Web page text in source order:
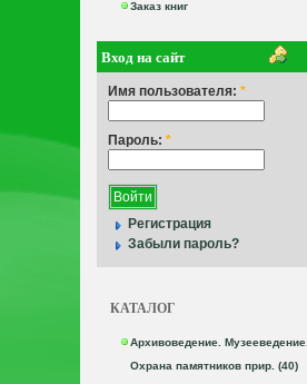
Заказ книг
Вход на сайт
Имя пользователя: *
Пароль: *
Регистрация
Забыли пароль?
КАТАЛОГ
Архивоведение. Музееведение.
Охрана памятников прир. (40)